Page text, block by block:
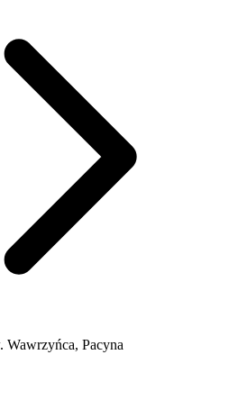
Wawrzyńca, Pacyna